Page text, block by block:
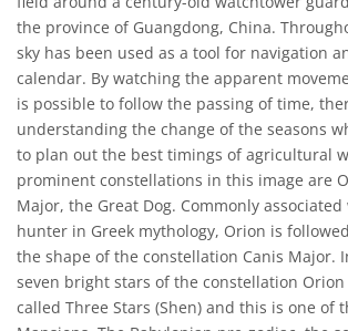
the province of Guangdong, China.
sky has been used as a tool for navigation
calendar. By watching the apparent
is possible to follow the passing of time,
understanding the change of the seasons
to plan out the best timings of agricultural
prominent constellations in this image are
Major, the Great Dog. Commonly
hunter in Greek mythology, Orion is
the shape of the constellation Canis Major.
seven bright stars of the constellation
called Three Stars (Shen) and this is one of